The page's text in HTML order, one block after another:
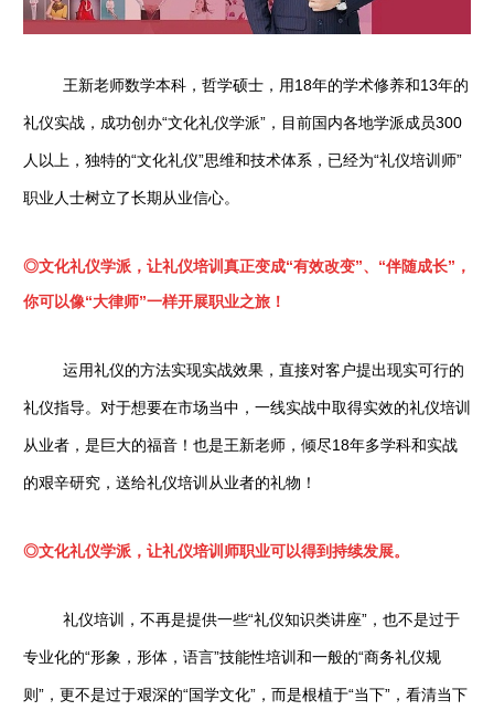
王新老师数学本科，哲学硕士，用18年的学术修养和13年的
礼仪实战，成功创办“文化礼仪学派”，目前国内各地学派成员300
人以上，独特的“文化礼仪”思维和技术体系，已经为“礼仪培训师”
职业人士树立了长期从业信心。
◎文化礼仪学派，让礼仪培训真正变成“有效改变”、“伴随成长”，
你可以像“大律师”一样开展职业之旅！
运用礼仪的方法实现实战效果，直接对客户提出现实可行的
礼仪指导。对于想要在市场当中，一线实战中取得实效的礼仪培训
从业者，是巨大的福音！也是王新老师，倾尽18年多学科和实战
的艰辛研究，送给礼仪培训从业者的礼物！
◎文化礼仪学派，让礼仪培训师职业可以得到持续发展。
礼仪培训，不再是提供一些“礼仪知识类讲座”，也不是过于
专业化的“形象，形体，语言”技能性培训和一般的“商务礼仪规
则”，更不是过于艰深的“国学文化”，而是根植于“当下”，看清当下